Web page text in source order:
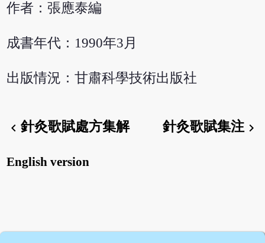
作者：張應泰編
成書年代：1990年3月
出版情況：甘肅科學技術出版社
chevron_left針灸歌賦處方集解 針灸歌賦集注chevron_right
English version